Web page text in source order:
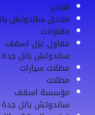
هناجر
ملاحق ساندوتش
مقاولات
مقاول عزل اسقف
ساندوتش بانل جدة
مظلات سيارات
مظلات
مؤسسة اسقف
ساندوتش بانل جدة